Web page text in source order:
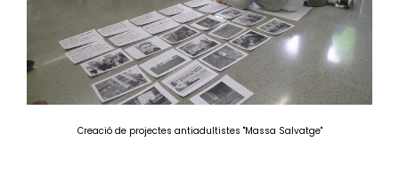
Creació de projectes antiadultistes "Massa Salvatge"